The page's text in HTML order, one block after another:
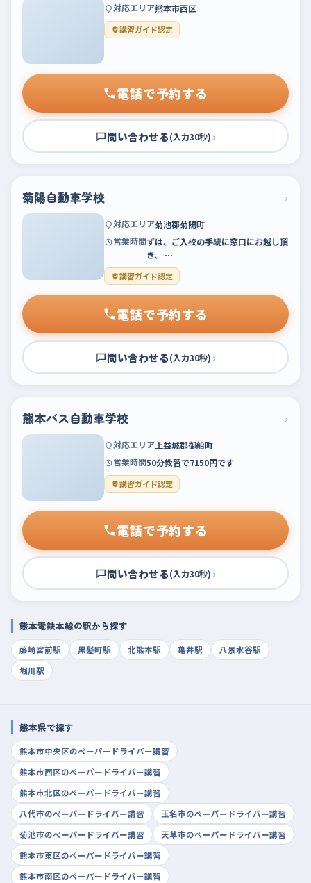
対応エリア熊本市西区
講習ガイド認定
電話で予約する
問い合わせる(入力30秒) ›
菊陽自動車学校 ›
対応エリア菊池郡菊陽町
営業時間ずは、ご入校の手続に窓口にお越し頂
き、 …
講習ガイド認定
電話で予約する
問い合わせる(入力30秒) ›
熊本バス自動車学校 ›
対応エリア 上益城郡御船町
営業時間50分教習で7150円です
講習ガイド認定
電話で予約する
問い合わせる(入力30秒) ›
熊本電鉄本線の駅から探す
藤崎宮前駅 黒髪町駅 北熊本駅 亀井駅
八景水谷駅
堀川駅
熊本県で探す
熊本市中央区のペーパードライバー講習
熊本市西区のペーパードライバー講習
熊本市北区のペーパードライバー講習
八代市のペーパードライバー講習
玉名市のペーパードライバー講習
菊池市のペーパードライバー講習
天草市のペーパードライバー講習
熊本市東区のペーパードライバー講習
熊本市南区のペーパードライバー講習